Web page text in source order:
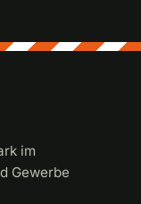
im
Gewerbe